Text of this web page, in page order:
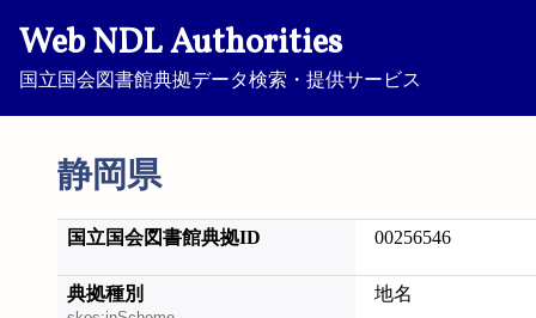
Web NDL Authorities
国立国会図書館典拠データ検索・提供サービス
静岡県
国立国会図書館典拠ID 00256546
典拠種別 地名